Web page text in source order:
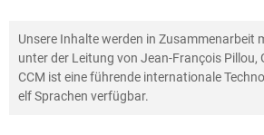
Unsere Inhalte werden in Zusammenarbeit
unter der Leitung von Jean-François Pillou,
CCM ist eine führende internationale
elf Sprachen verfügbar.